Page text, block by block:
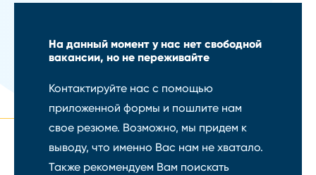
На данный момент у нас нет свободной
вакансии, но не переживайте
Контактируйте нас с помощью
приложенной формы и пошлите нам
свое резюме. Возможно, мы придем к
выводу, что именно Вас нам не хватало.
Также рекомендуем Вам поискать